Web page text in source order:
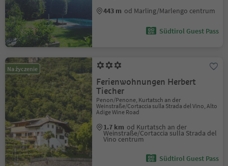
443 m od Marling/Marlengo centrum
Südtirol Guest Pass
Na życzenie
Ferienwohnungen Herbert
Tiecher
Penon/Penone, Kurtatsch an der
Weinstraße/Cortaccia sulla Strada del Vino, Alto
Adige Wine Road
1.7 km od Kurtatsch an der
Weinstraße/Cortaccia sulla Strada del
Vino centrum
Südtirol Guest Pass